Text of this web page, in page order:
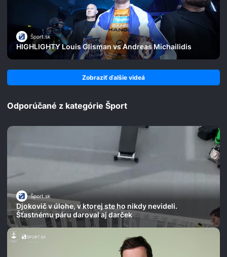
Šport.sk
HIGHLIGHTY Louis Glisman vs Andreas Michailidis
Zobraziť ďalšie videá
Odporúčané z kategórie Šport
Šport.sk
Djokovič v úlohe, v ktorej ste ho nikdy nevideli.
Šťastnému páru daroval aj darček